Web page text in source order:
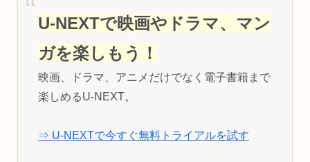
U-NEXTで映画やドラマ、マン
ガを楽しもう！
映画、ドラマ、アニメだけでなく電子書籍まで
楽しめるU-NEXT。
⇒ U-NEXTで今すぐ無料トライアルを試す